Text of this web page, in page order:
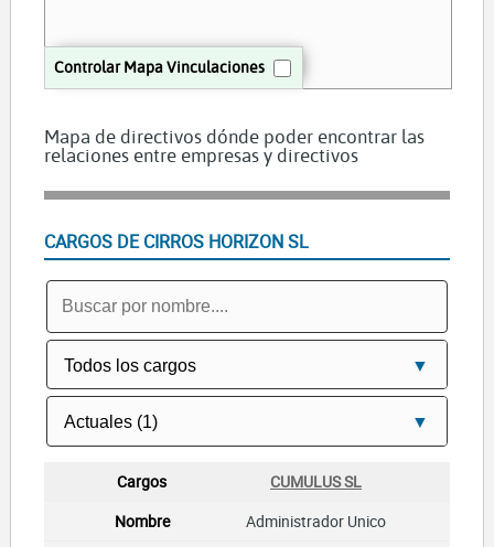
Controlar Mapa Vinculaciones
Mapa de directivos dónde poder encontrar las
relaciones entre empresas y directivos
CARGOS DE CIRROS HORIZON SL
CUMULUS SL
Administrador Unico